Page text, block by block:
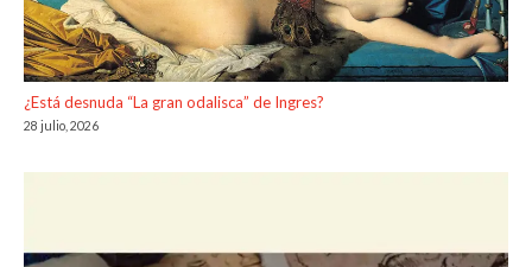
¿Está desnuda “La gran odalisca” de Ingres?
28 julio, 2026